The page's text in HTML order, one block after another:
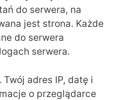
do serwera, na
jest strona. Każde
do serwera
serwera.
adres IP, datę i
o przeglądarce